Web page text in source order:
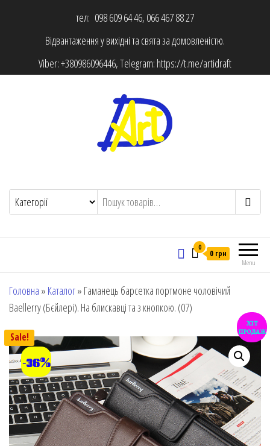
тел: 098 609 64 46, 066 467 88 27
Відвантаження у вихідні та свята за домовленістю.
Viber:+380986096446, Telegram: https://t.me/artidraft
Menu
0
0 грн
Головна » Каталог» Гаманець барсетка портмоне чоловічий
Baellerry (Бєйлері). На блискавці та з кнопкою. (07)
Sale!
-36%
хіт
продаж